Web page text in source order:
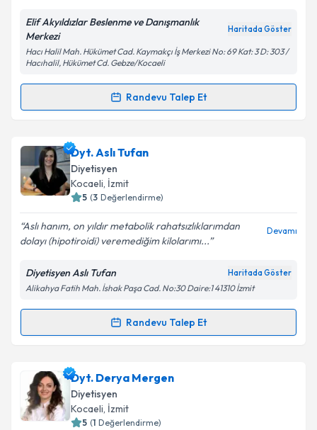
Elif Akyıldızlar Beslenme ve Danışmanlık
Merkezi
Haritada Göster
Hacı Halil Mah. Hükümet Cad. Kaymakçı İş Merkezi No: 69 Kat: 3 D: 303 /
Hacıhalil, Hükümet Cd. Gebze/Kocaeli
Randevu Talep Et
Randevu Takvimi Talebi
Dr. Dyt. Elif Özeriçin randevu takvimi talebi
oluşturun. Size bu uzmandan randevu almanız için bir
takvim hazırlandığında e-posta ile bilgilendireceğiz.
Kişisel verilerimin işlenmesine ilişkin
Aydınlatma
Metni'ni okudum ve kişisel verilerimin belirtilen
kapsamda işlenmesini kabul ediyorum.
Dyt. Aslı Tufan
Diyetisyen
Kocaeli, İzmit
5 (3 Değerlendirme)
Aslı hanım, on yıldır metabolik rahatsızlıklarımdan
dolayı (hipotiroidi) veremediğim kilolarımı...
Devamı
Diyetisyen Aslı Tufan Haritada Göster
Alikahya Fatih Mah. İshak Paşa Cad. No:30 Daire:1 41310 İzmit
Randevu Talep Et
Randevu Takvimi Talebi
Dyt. Aslı Tufaniçin randevu takvimi talebi oluşturun.
Size bu uzmandan randevu almanız için bir takvim
hazırlandığında e-posta ile bilgilendireceğiz.
Dyt. Derya Mergen
Diyetisyen
Kocaeli, İzmit
5 (1 Değerlendirme)